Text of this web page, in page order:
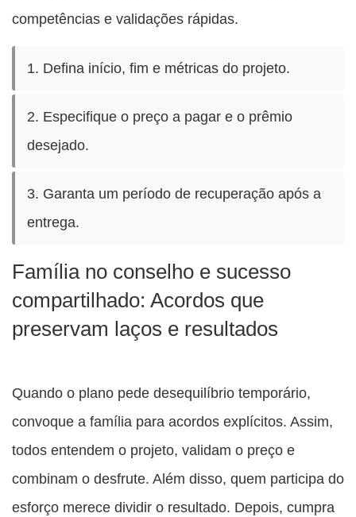
competências e validações rápidas.
1. Defina início, fim e métricas do projeto.
2. Especifique o preço a pagar e o prêmio
desejado.
3. Garanta um período de recuperação após a
entrega.
Família no conselho e sucesso
compartilhado: Acordos que
preservam laços e resultados
Quando o plano pede desequilíbrio temporário,
convoque a família para acordos explícitos. Assim,
todos entendem o projeto, validam o preço e
combinam o desfrute. Além disso, quem participa do
esforço merece dividir o resultado. Depois, cumpra